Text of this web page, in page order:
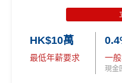
信用卡交保險費點交
網上交易中非香港商戶
里數，但唔收charge
八達通自動增值
其他零售簽賬1%現金
精選健康及保健禮遇
Visa Card，DBS有時
HK$10萬
最低年薪要求 一
現金